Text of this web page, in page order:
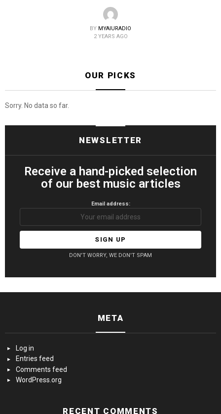
BY MYAIURADIO
2 YEARS AGO
OUR PICKS
Sorry. No data so far.
NEWSLETTER
Receive a hand-picked selection
of our best music articles
Email address:
DON'T WORRY, WE DON'T SPAM
META
Log in
Entries feed
Comments feed
WordPress.org
RECENT COMMENTS